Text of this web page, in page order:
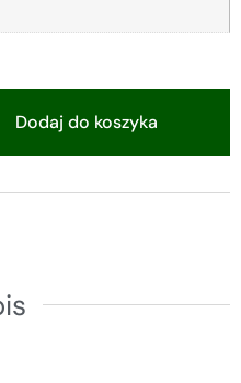
Dodaj do koszyka